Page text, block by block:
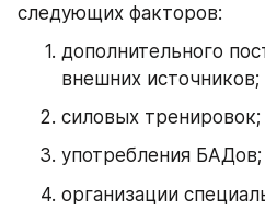
следующих факторов:
дополнительного
внешних источников;
силовых тренировок;
употребления БАДов;
организации